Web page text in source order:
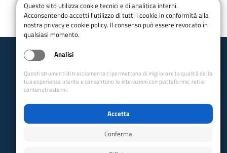
Scuole Alpinismo, Scialpinismo e Arrampicata Libera
Centro Meridione e Isole
email:cmi.cnsasa@cai.it
Club Alpino Italiano
Accesso Soci
Questo sito utilizza cookie tecnici e di analitica interni.
Acconsentendo accetti l'utilizzo di tutti i cookie in conformità alla
nostra privacy e cookie policy. Il consenso può essere revocato in
qualsiasi momento.
Analisi
Questi strumenti di tracciamento ci permettono di migliorare la qualità della
tua esperienza utente e consentono le interazioni con piattaforme, reti e
contenuti esterni.
Accetta
Conferma